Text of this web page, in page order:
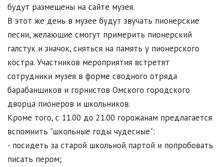
будут размещены на сайте музея.
В этот же день в музее будут звучать пионерские
песни, желающие смогут примерить пионерский
галстук и значок, сняться на память у пионерского
костра. Участников мероприятия встретят
сотрудники музея в форме сводного отряда
барабанщиков и горнистов Омского городского
дворца пионеров и школьников.
Кроме того, с 11.00 до 21.00 горожанам предлагается
вспомнить "школьные годы чудесные":
- посидеть за старой школьной партой и попробовать
писать пером;